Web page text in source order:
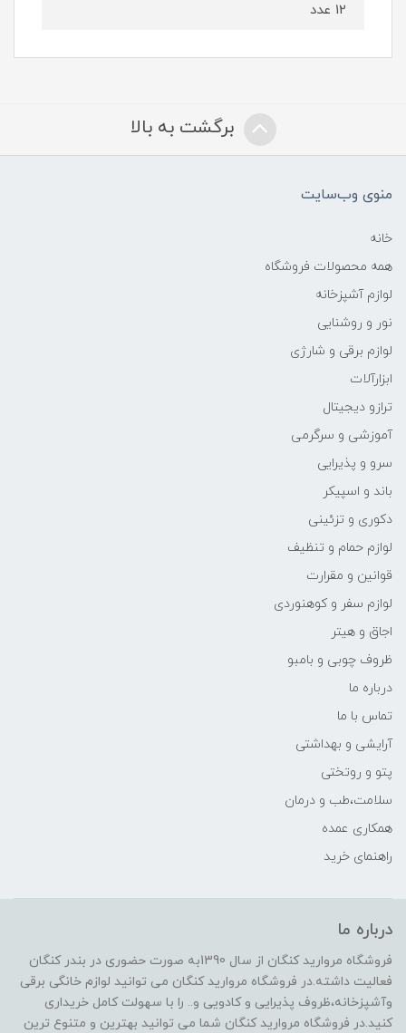
12 عدد
برگشت به بالا
منوی وب‌سایت
خانه
همه محصولات فروشگاه
لوازم آشپزخانه
نور و روشنایی
لوازم برقی و شارژی
ابزارآلات
ترازو دیجیتال
آموزشی و سرگرمی
سرو و پذیرایی
باند و اسپیکر
دکوری و تزئینی
لوازم حمام و تنظیف
قوانین و مقرارت
لوازم سفر و کوهنوردی
اجاق و هیتر
ظروف چوبی و بامبو
درباره ما
تماس با ما
آرایشی و بهداشتی
پتو و روتختی
سلامت،طب و درمان
همکاری عمده
راهنمای خرید
درباره ما
فروشگاه مروارید کنگان از سال 1390به صورت حضوری در بندر کنگان
فعالیت داشته.در فروشگاه مروارید کنگان می توانید لوازم خانگی برقی
وآشپزخانه،ظروف پذیرایی و کادویی و.. را با سهولت کامل خریداری
کنید.در فروشگاه مروارید کنگان شما می توانید بهترین و متنوع ترین